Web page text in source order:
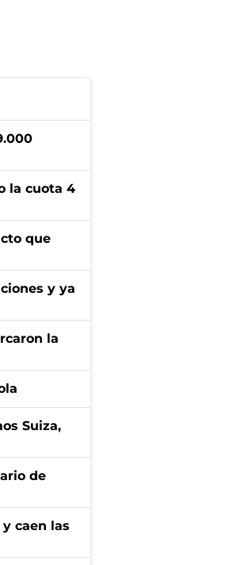
la cuota 4
que
y ya
la
Suiza,
de
caen las